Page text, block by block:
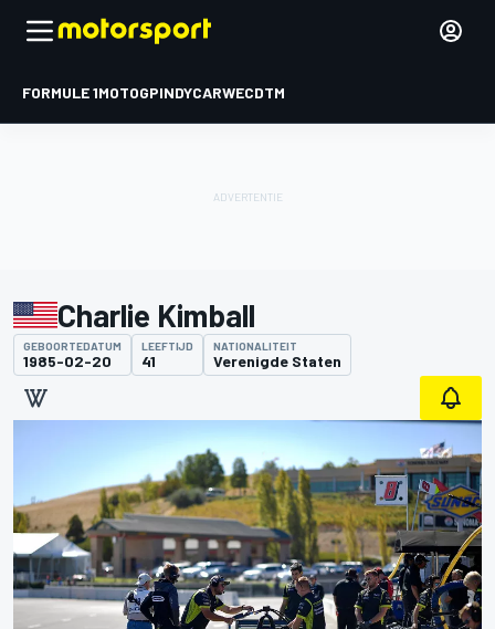
FORMULE 1MOTOGPINDYCARWECDTM
Charlie Kimball
GEBOORTEDATUM
1985-02-20
LEEFTIJD
41
NATIONALITEIT
Verenigde Staten